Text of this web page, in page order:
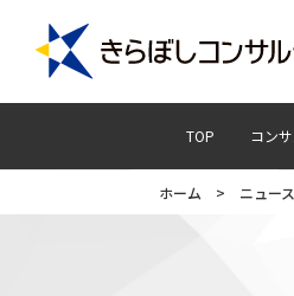
TOP コン
ホーム > ニュー